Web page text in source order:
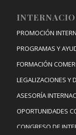
PROMOCIÓN
PROGRAMAS Y
FORMACIÓN
LEGALIZACIONES Y
ASESORÍA
OPORTUNIDADES
CONGRESO DE